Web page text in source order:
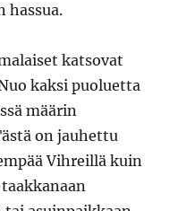
hassua.
katsovat
kaksi puoluetta
määrin
on jauhettu
Vihreillä kuin